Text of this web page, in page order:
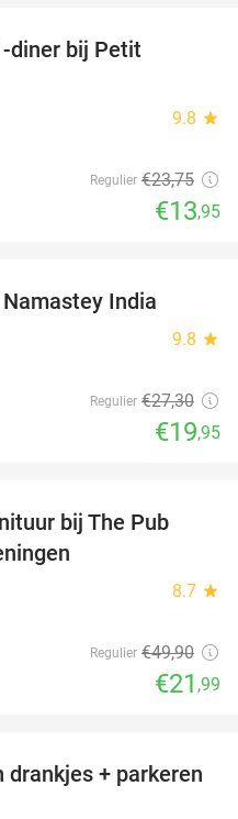
diner bij Petit
9.8 star
Regulier €23,75
€13,95
India
9.8 star
Regulier €27,30
€19,95
bij The Pub
8.7 star
Regulier €49,90
€21 ,99
50%
drankjes + parkeren